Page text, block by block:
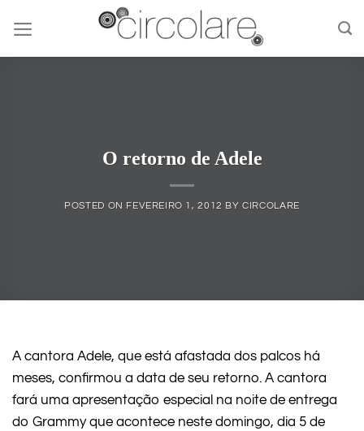
content
O retorno de Adele
POSTED ON FEVEREIRO 1, 2012 BYCIRCOLARE
A cantora Adele, que está afastada dos palcos há
meses, confirmou a data de seu retorno. A cantora
fará uma apresentação especial na noite de entrega
do Grammy que acontece neste domingo, dia 5 de